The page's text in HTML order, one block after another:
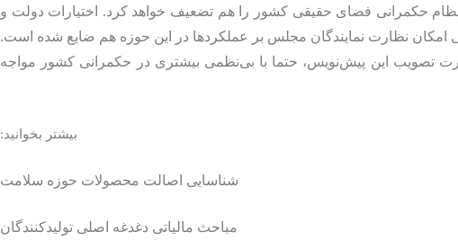
نظام حکمرانی فضای حقیقی کشور را هم تضعیف خواهد کرد. اختیارات دولت و
نظارت نمایندگان مجلس بر عملکردها در این حوزه هم ضایع شده است.
تصویب این پیش‌نویس، حتما با بی‌نظمی بیشتری در حکمرانی کشور مواجه
بیشتر بخوانید:
شناسایی اصالت محصولات حوزه سلامت
مباحث مالیاتی دغدغه اصلی تولیدکنندگان